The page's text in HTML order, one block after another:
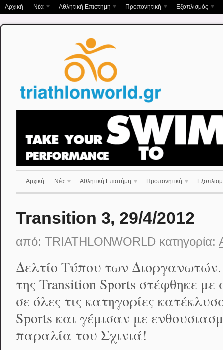
Αρχική Νέα Αθλητική Επιστήμη Προπονητική Εξοπλισμός
Αρχική Νέα Αθλητική Επιστήμη Προπονητική
Transition 3, 29/4/2012
από: TRIATHLONWORLD κατηγορία:
Δελτίο Τύπου των
της Transition Sports στέφθηκε
σε όλες τις κατηγορίες
Sports και γέμισαν με
παραλία του Σχινιά!